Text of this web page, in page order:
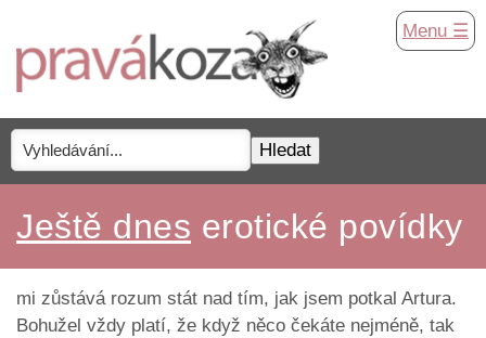
Menu ☰
Ještě dnes erotické povídky
mi zůstává rozum stát nad tím, jak jsem potkal Artura.
Bohužel vždy platí, že když něco čekáte nejméně, tak